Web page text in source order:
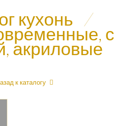
кухонь /
с
акриловые
к каталогу